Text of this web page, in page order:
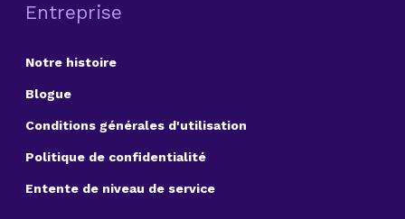
Entreprise
Notre histoire
Blogue
Conditions générales d'utilisation
Politique de confidentialité
Entente de niveau de service